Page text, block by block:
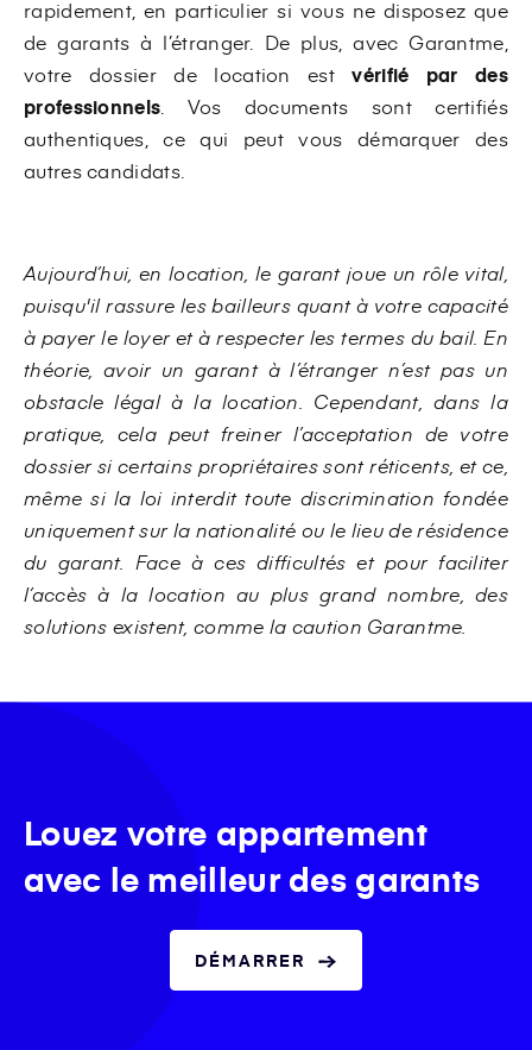
rapidement, en particulier si vous ne disposez que
de garants à l’étranger. De plus, avec Garantme,
votre dossier de location estvérifié par des
professionnels . Vos documents sont certifiés
authentiques, ce qui peut vous démarquer des
autres candidats.
Aujourd’hui, en location, le garant joue un rôle vital,
puisqu'il rassure les bailleurs quant à votre capacité
à payer le loyer et à respecter les termes du bail. En
théorie, avoir un garant à l’étranger n’est pas un
obstacle légal à la location. Cependant, dans la
pratique, cela peut freiner l’acceptation de votre
dossier si certains propriétaires sont réticents, et ce,
même si la loi interdit toute discrimination fondée
uniquement sur la nationalité ou le lieu de résidence
du garant. Face à ces difficultés et pour faciliter
l’accès à la location au plus grand nombre, des
solutions existent, comme la caution Garantme.
Louez votre appartement
avec le meilleur des garants
DÉMARRER